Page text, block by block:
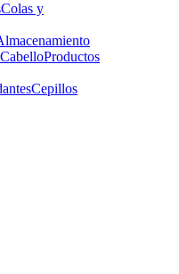
Colas y
Productos
Cepillos